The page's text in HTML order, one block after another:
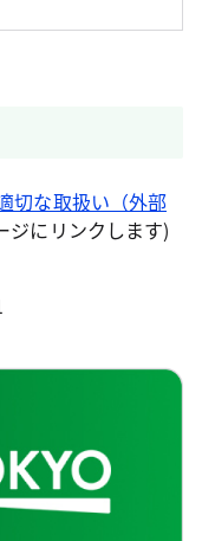
切な取扱い（外部
ジにリンクします)